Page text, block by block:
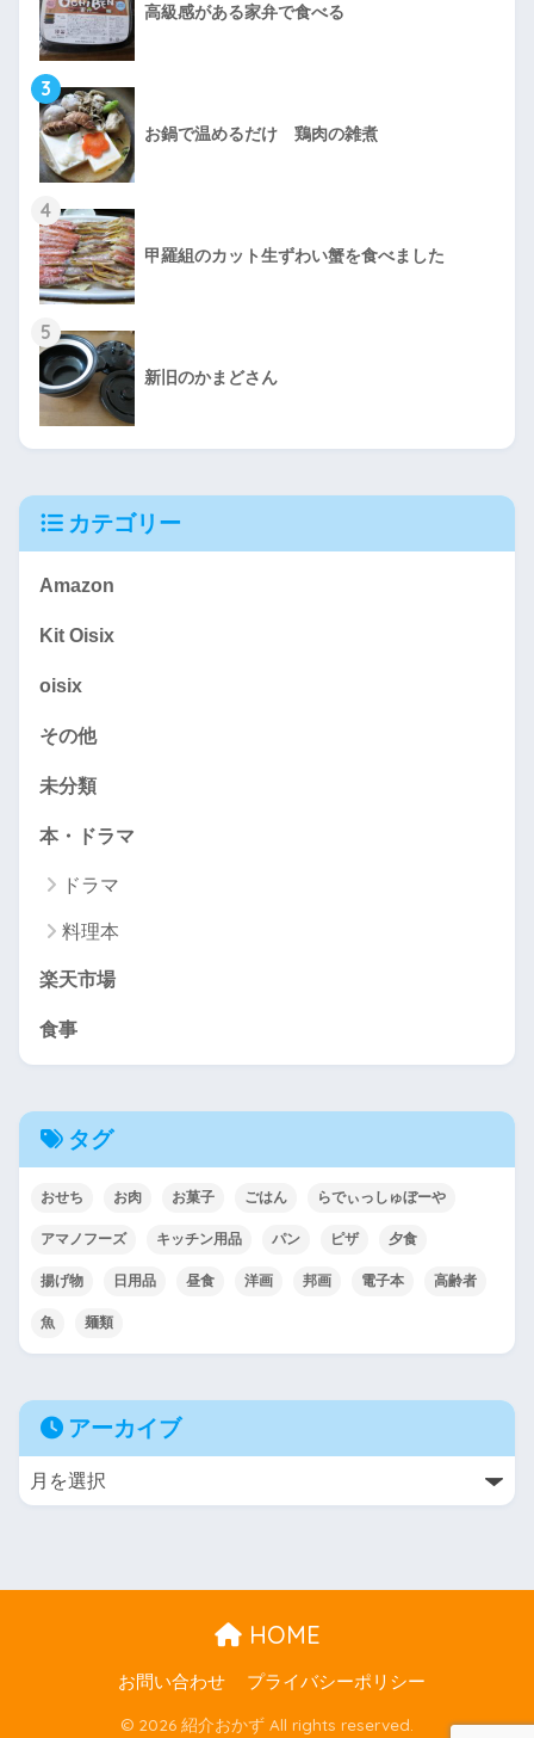
高級感がある家弁で食べる
3
お鍋で温めるだけ 鶏肉の雑煮
4
甲羅組のカット生ずわい蟹を食べました
5
新旧のかまどさん
カテゴリー
Amazon
Kit Oisix
oisix
その他
未分類
本・ドラマ
ドラマ
料理本
楽天市場
食事
タグ
おせち お肉 お菓子 ごはん らでぃっしゅぼーや
アマノフーズ キッチン用品 パン ピザ 夕食
揚げ物 日用品 昼食 洋画 邦画 電子本 高齢者
魚 麺類
アーカイブ
HOME
お問い合わせ プライバシーポリシー
© 2026 紹介おかず All rights reserved.